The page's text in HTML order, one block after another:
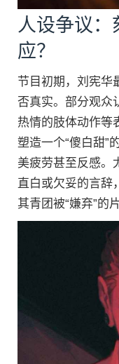
人设争议：
应？
节目初期，刘宪华
否真实。部分观众
热情的肢体动作等
塑造一个“傻白甜”
美疲劳甚至反感。
直白或欠妥的言辞
其青团被“嫌弃”的